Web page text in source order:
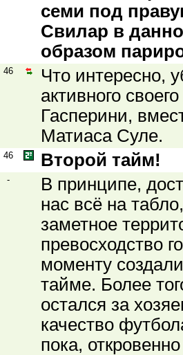
семи под
Свилар в
образом
46
Что интересно,
активного
Гасперини,
Матиаса Суле.
46 Второй тайм!
-
В принципе,
нас всё на
заметное
превосходство
моменту
тайме. Более
остался за
качество
пока,